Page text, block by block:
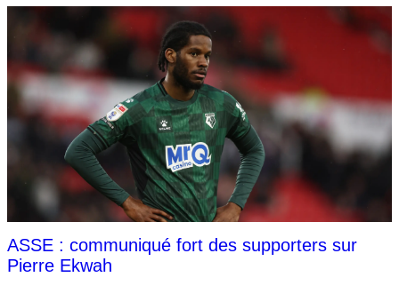
ASSE : communiqué fort des supporters sur
Pierre Ekwah